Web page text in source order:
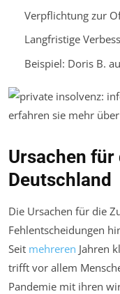
Verpflichtung zur
Langfristige
Beispiel: Doris B.
Ursachen
Deutschland
Die Ursachen für die
Fehlentscheidungen
Seit mehreren Jahren
trifft vor allem
Pandemie mit ihren